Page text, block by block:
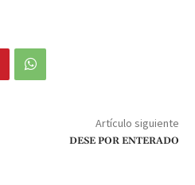
Artículo siguiente
DESE POR ENTERADO